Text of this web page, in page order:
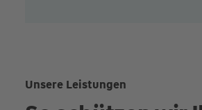
Unsere Leistungen